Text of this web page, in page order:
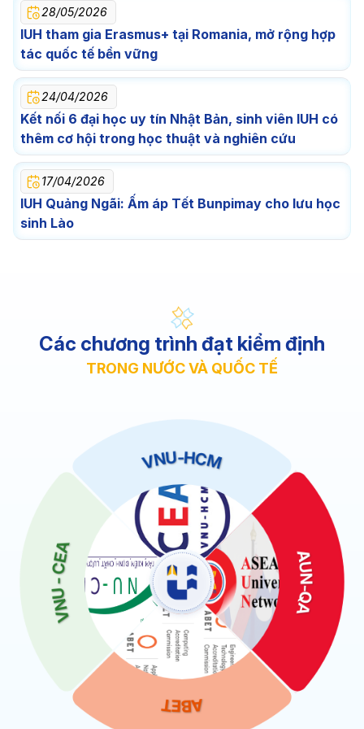
28/05/2026
IUH tham gia Erasmus+ tại Romania, mở rộng hợp
tác quốc tế bền vững
24/04/2026
Kết nối 6 đại học uy tín Nhật Bản, sinh viên IUH có
thêm cơ hội trong học thuật và nghiên cứu
17/04/2026
IUH Quảng Ngãi: Ấm áp Tết Bunpimay cho lưu học
sinh Lào
Các chương trình đạt kiểm định
TRONG NƯỚC VÀ QUỐC TẾ